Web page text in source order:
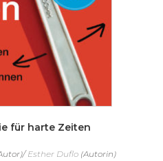
für harte Zeiten
Esther Duflo (Autorin)